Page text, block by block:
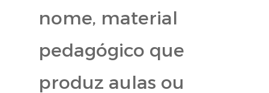
nome, material
pedagógico que
produz aulas ou